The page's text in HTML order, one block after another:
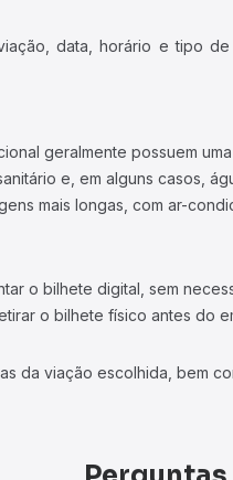
data, horário e tipo
geralmente possuem
e, em alguns casos,
mais longas, com ar-
o bilhete digital, sem
o bilhete físico antes do
da viação escolhida, bem